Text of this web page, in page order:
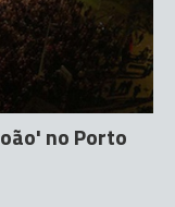
no Porto